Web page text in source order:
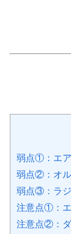
弱点①：エ
弱点②：オル
弱点③：ラ
注意点①：エ
注意点②：ダ